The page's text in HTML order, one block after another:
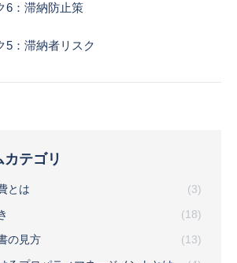
6：滞納防止策
5：滞納者リスク
テゴリ
とは
(3)
(18)
の見方
(13)